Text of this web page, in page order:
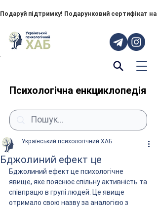
Подаруй підтримку! Подарунковий сертифікат
Психологічна енкциклопедія
Бджолиний ефект це
Український психологічний ХАБ
Бджолиний ефект це психологічне
явище, яке пояснює спільну активність та
співпрацю в групі людей. Це явище
отримало свою назву за аналогією з